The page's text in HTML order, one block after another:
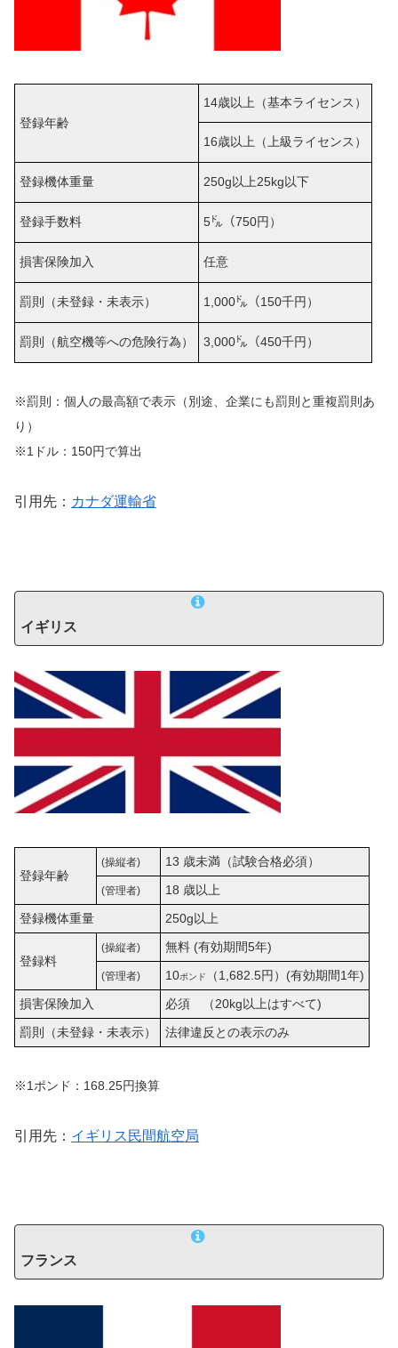
登録年齢
14歳以上（基本ライセンス）
16歳以上（上級ライセンス）
登録機体重量 250g以上25kg以下
登録手数料 5㌦（750円）
損害保険加入 任意
罰則（未登録・未表示） 1,000㌦（150千円）
罰則（航空機等への危険行為） 3,000㌦（450千円）
※罰則：個人の最高額で表示（別途、企業にも罰則と重複罰則あ
り）
※1ドル：150円で算出
引用先： カナダ運輸省
イギリス
登録年齢
(操縦者) 13 歳未満（試験合格必須）
(管理者)
18 歳以上
登録機体重量
250g以上
登録料
(操縦者) 無料 (有効期間5年)
(管理者) 10ポンド
（1,682.5円）(有効期間1年)
損害保険加入
必須 （20kg以上はすべて)
罰則（未登録・未表示）
法律違反との表示のみ
※1ポンド：168.25円換算
引用先： イギリス民間航空局
フランス